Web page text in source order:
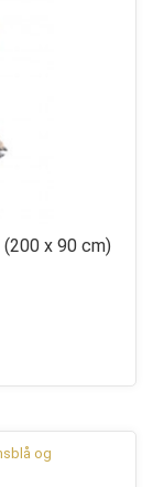
(200 x 90 cm)